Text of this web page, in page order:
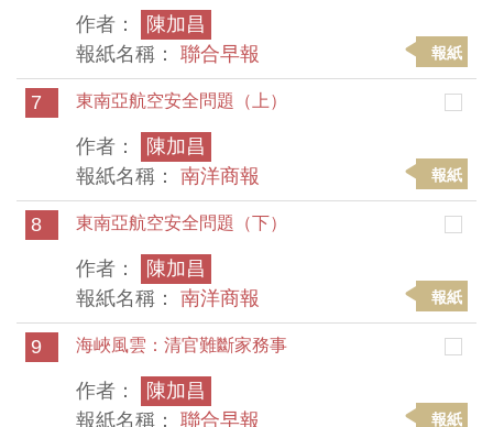
作者：
陳加昌
報紙名稱： 聯合早報 報紙
7 東南亞航空安全問題（上）
作者：
陳加昌
報紙名稱： 南洋商報 報紙
8 東南亞航空安全問題（下）
作者：
陳加昌
報紙名稱： 南洋商報 報紙
9 海峽風雲：清官難斷家務事
作者：
陳加昌
報紙名稱： 聯合早報 報紙